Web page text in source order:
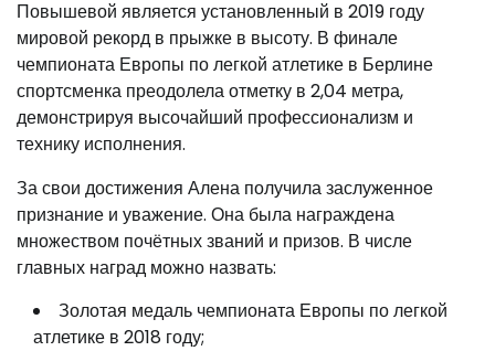
Повышевой является установленный в 2019 году
мировой рекорд в прыжке в высоту. В финале
чемпионата Европы по легкой атлетике в Берлине
спортсменка преодолела отметку в 2,04 метра,
демонстрируя высочайший профессионализм и
технику исполнения.
За свои достижения Алена получила заслуженное
признание и уважение. Она была награждена
множеством почётных званий и призов. В числе
главных наград можно назвать:
Золотая медаль чемпионата Европы по легкой
атлетике в 2018 году;